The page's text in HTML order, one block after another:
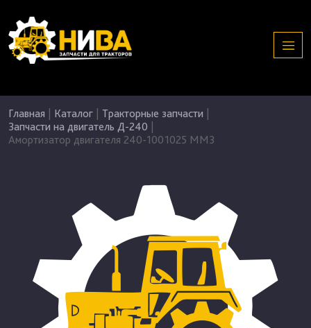
Главная Каталог Тракторные запчасти
Запчасти на двигатель Д-240
Амортизатор двигателя 240-1001025 ММЗ